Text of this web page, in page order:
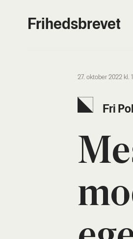
Frihedsbrevet
27. oktober 2022 kl.
Fri